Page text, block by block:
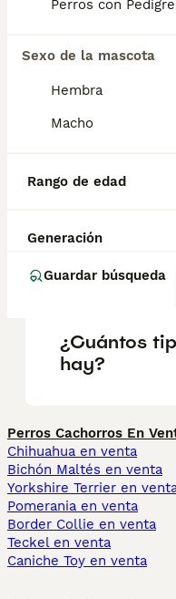
Perros con
Sexo de la mascota
Hembra
Macho
Rango de edad
Generación
Guardar búsqueda
salud y el
de
¿Los Welsh
mascotas?
¿Diferencia
springer?
¿Cuántos
hay?
Perros Cachorros En
Chihuahua en venta
Bichón Maltés en venta
Yorkshire Terrier en
Pomerania en venta
Border Collie en venta
Teckel en venta
Caniche Toy en venta